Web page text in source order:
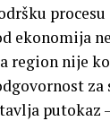
ekonomija
region nije
za
putokaz